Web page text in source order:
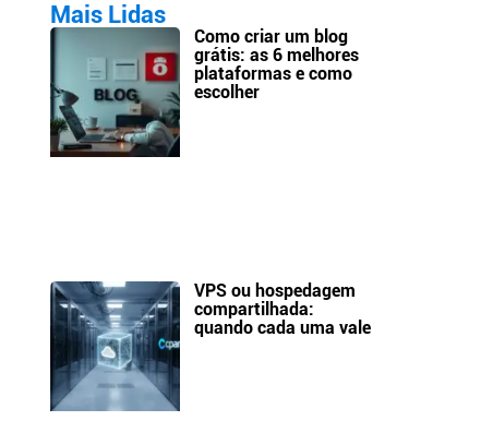
Mais Lidas
Como criar um blog
grátis: as 6 melhores
plataformas e como
escolher
VPS ou hospedagem
compartilhada:
quando cada uma vale